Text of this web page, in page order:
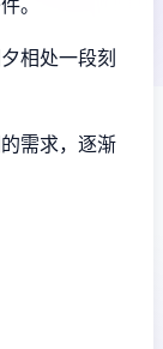
。
相处一段刻
需求，逐渐